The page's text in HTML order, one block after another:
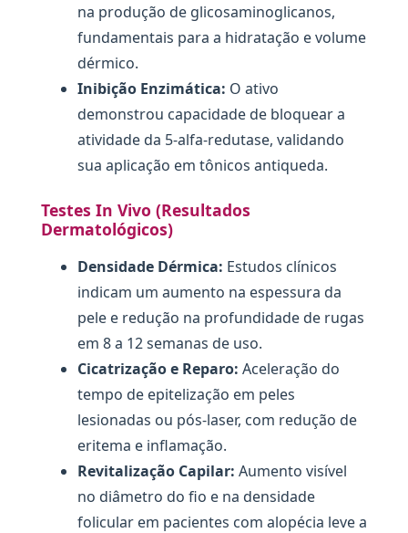
na produção de glicosaminoglicanos,
fundamentais para a hidratação e volume
dérmico.
Inibição Enzimática: O ativo
demonstrou capacidade de bloquear a
atividade da 5-alfa-redutase, validando
sua aplicação em tônicos antiqueda.
Testes In Vivo (Resultados
Dermatológicos)
Densidade Dérmica: Estudos clínicos
indicam um aumento na espessura da
pele e redução na profundidade de rugas
em 8 a 12 semanas de uso.
Cicatrização e Reparo: Aceleração do
tempo de epitelização em peles
lesionadas ou pós-laser, com redução de
eritema e inflamação.
Revitalização Capilar: Aumento visível
no diâmetro do fio e na densidade
folicular em pacientes com alopécia leve a